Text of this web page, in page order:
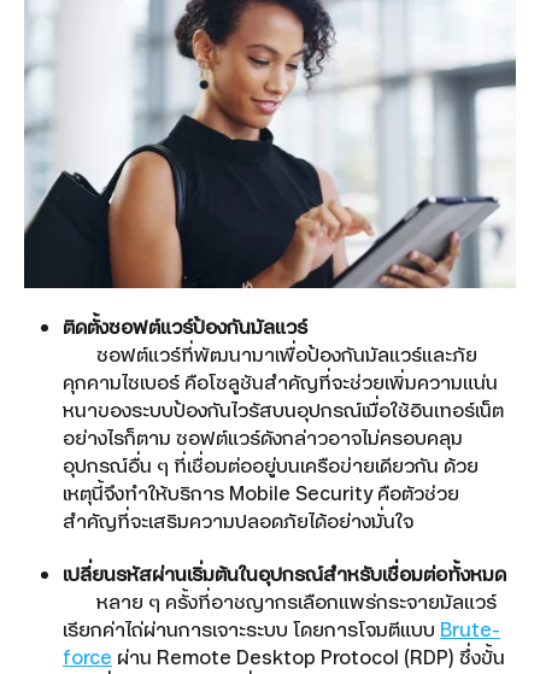
ติดตั้งซอฟต์แวร์ป้องกันมัลแวร์
ซอฟต์แวร์ที่พัฒนามาเพื่อป้องกันมัลแวร์และภัย
คุกคามไซเบอร์ คือโซลูชันสำคัญที่จะช่วยเพิ่มความแน่น
หนาของระบบป้องกันไวรัสบนอุปกรณ์เมื่อใช้อินเทอร์เน็ต
อย่างไรก็ตาม ซอฟต์แวร์ดังกล่าวอาจไม่ครอบคลุม
อุปกรณ์อื่น ๆ ที่เชื่อมต่ออยู่บนเครือข่ายเดียวกัน ด้วย
เหตุนี้จึงทำให้บริการ Mobile Security คือตัวช่วย
สำคัญที่จะเสริมความปลอดภัยได้อย่างมั่นใจ
เปลี่ยนรหัสผ่านเริ่มต้นในอุปกรณ์สำหรับเชื่อมต่อทั้งหมด
หลาย ๆ ครั้งที่อาชญากรเลือกแพร่กระจายมัลแวร์
เรียกค่าไถ่ผ่านการเจาะระบบ โดยการโจมตีแบบ Brute-
force ผ่าน Remote Desktop Protocol (RDP) ซึ่งขั้น